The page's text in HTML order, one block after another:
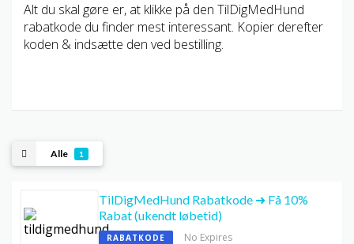
Alt du skal gøre er, at klikke på den TilDigMedHund
rabatkode du finder mest interessant. Kopier derefter
koden & indsætte den ved bestilling.
Alle 1
TilDigMedHund Rabatkode ➜ Få 10%
Rabat (ukendt løbetid)
RABATKODE No Expires